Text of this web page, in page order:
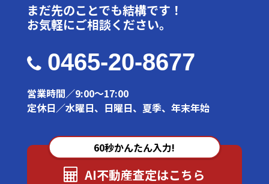
まだ先のことでも結構です！
お気軽にご相談ください。
0465-20-8677
営業時間／9:00～17:00
定休日／水曜日、日曜日、夏季、年末年始
60秒かんたん入力!
AI不動産査定はこちら